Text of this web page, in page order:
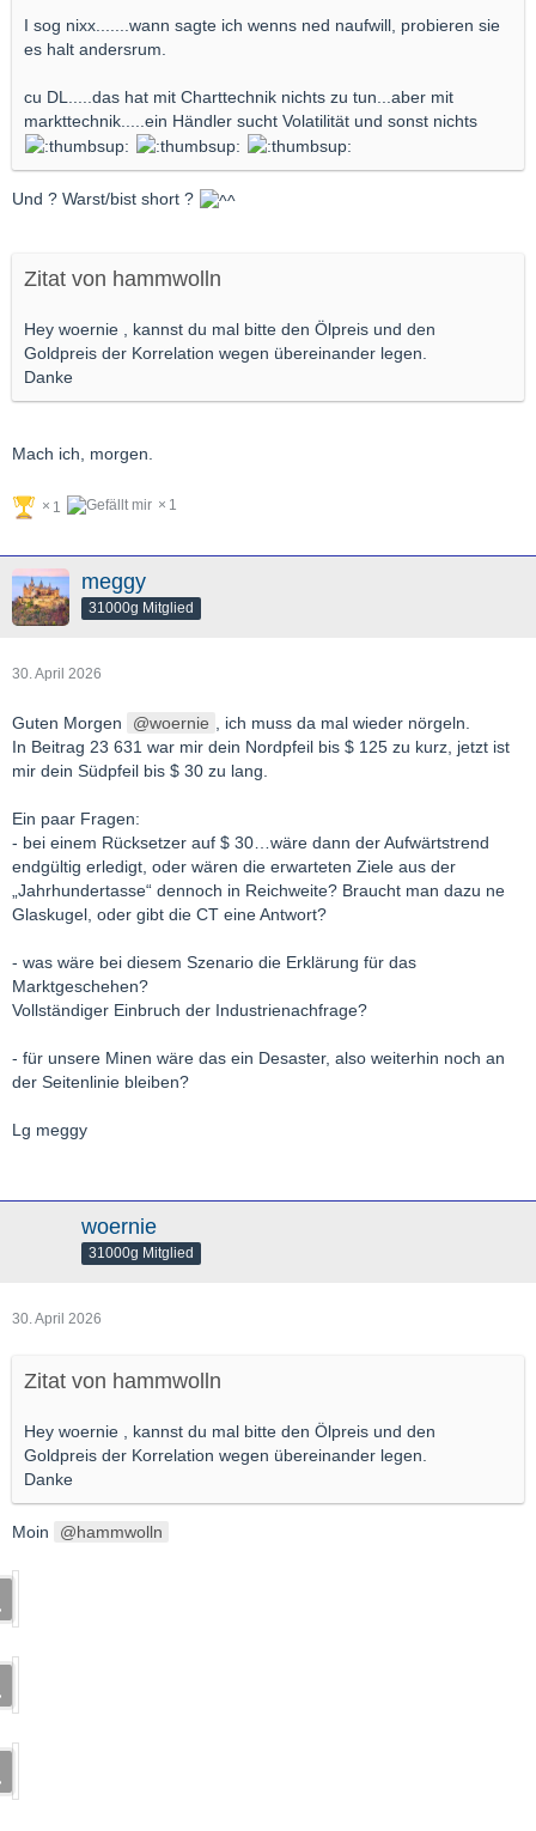
I sog nixx.......wann sagte ich wenns ned naufwill, probieren sie
es halt andersrum.
cu DL.....das hat mit Charttechnik nichts zu tun...aber mit
markttechnik.....ein Händler sucht Volatilität und sonst nichts
Und ? Warst/bist short ?
Zitat von hammwolln
Hey woernie , kannst du mal bitte den Ölpreis und den
Goldpreis der Korrelation wegen übereinander legen.
Danke
Mach ich, morgen.
1 1
meggy
31000g Mitglied
30. April 2026
Guten Morgen woernie
, ich muss da mal wieder nörgeln.
In Beitrag 23 631 war mir dein Nordpfeil bis $ 125 zu kurz, jetzt ist
mir dein Südpfeil bis $ 30 zu lang.
Ein paar Fragen:
- bei einem Rücksetzer auf $ 30…wäre dann der Aufwärtstrend
endgültig erledigt, oder wären die erwarteten Ziele aus der
„Jahrhundertasse“ dennoch in Reichweite? Braucht man dazu ne
Glaskugel, oder gibt die CT eine Antwort?
- was wäre bei diesem Szenario die Erklärung für das
Marktgeschehen?
Vollständiger Einbruch der Industrienachfrage?
- für unsere Minen wäre das ein Desaster, also weiterhin noch an
der Seitenlinie bleiben?
Lg meggy
woernie
31000g Mitglied
30. April 2026
Zitat von hammwolln
Hey woernie , kannst du mal bitte den Ölpreis und den
Goldpreis der Korrelation wegen übereinander legen.
Danke
Moin hammwolln